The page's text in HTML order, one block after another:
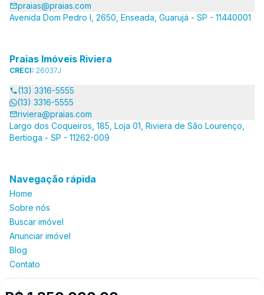
praias@praias.com
Avenida Dom Pedro I, 2650, Enseada, Guarujá - SP - 11440001
Praias Imóveis Riviera
CRECI: 26037J
(13) 3316-5555
(13) 3316-5555
riviera@praias.com
Largo dos Coqueiros, 185, Loja 01, Riviera de São Lourenço,
Bertioga - SP - 11262-009
Navegação rápida
Home
Sobre nós
Buscar imóvel
Anunciar imóvel
Blog
Contato